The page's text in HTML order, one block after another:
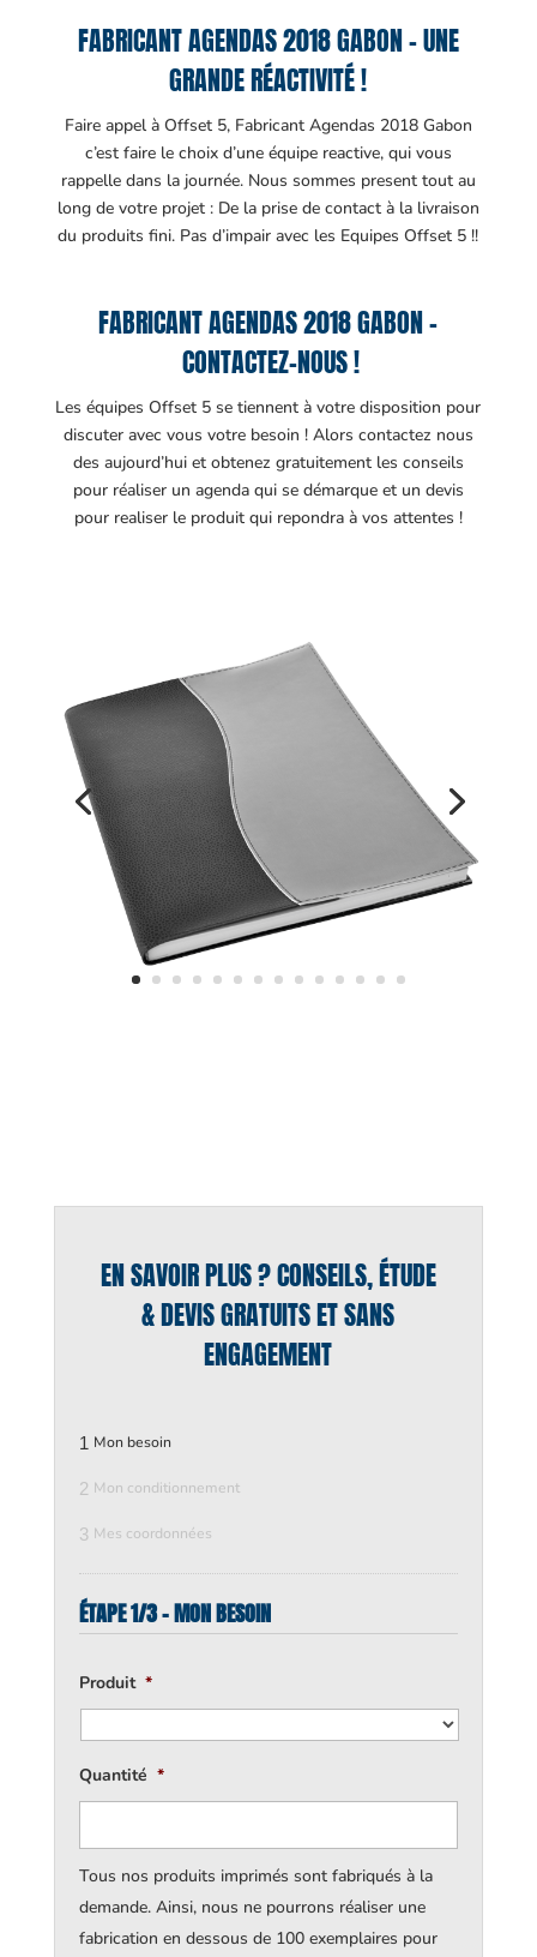
FABRICANT AGENDAS 2018 GABON – UNE
GRANDE RÉACTIVITÉ !
Faire appel à Offset 5, Fabricant Agendas 2018 Gabon
c’est faire le choix d’une équipe reactive, qui vous
rappelle dans la journée. Nous sommes present tout au
long de votre projet : De la prise de contact à la livraison
du produits fini. Pas d’impair avec les Equipes Offset 5 !!
FABRICANT AGENDAS 2018 GABON –
CONTACTEZ-NOUS !
Les équipes Offset 5 se tiennent à votre disposition pour
discuter avec vous votre besoin ! Alors contactez nous
des aujourd’hui et obtenez gratuitement les conseils
pour réaliser un agenda qui se démarque et un devis
pour realiser le produit qui repondra à vos attentes !
EN SAVOIR PLUS ? CONSEILS, ÉTUDE
& DEVIS GRATUITS ET SANS
ENGAGEMENT
1 Mon besoin
2 Mon conditionnement
3 Mes coordonnées
ÉTAPE 1/3 - MON BESOIN
Produit *
Quantité *
Tous nos produits imprimés sont fabriqués à la
demande. Ainsi, nous ne pourrons réaliser une
fabrication en dessous de 100 exemplaires pour